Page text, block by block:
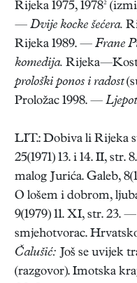
Rijeka 1975, 1978²
— Dvije kocke šećera.
Rijeka 1989. — Frane
komedija.
prološki ponos i radost
Proložac 1998. —
LIT.: Dobiva li Rijeka
25(1971) 13. i 14. II, str.
malog Jurića. Galeb,
O lošem i dobrom,
9(1979) 11. XI, str. 23. —
smjehotvorac.
Čalušić: Još se uvijek
(razgovor). Imotska